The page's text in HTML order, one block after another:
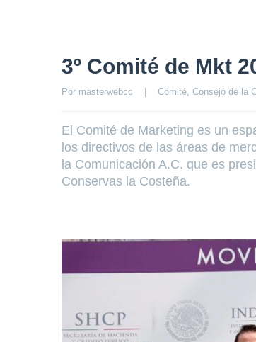
3º Comité de Mkt
Por masterwebcc Comité Consejo de la
El Comité de Marketing es un
los directivos de las áreas de
la Comunicación A.C. que es
Conservas la Costeña.